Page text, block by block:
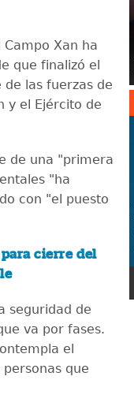
Xan ha
que finalizó el
las fuerzas de
y el Ejército de
de una "primera
"ha
con "el puesto
cierre del
seguridad de
va por fases.
el
que